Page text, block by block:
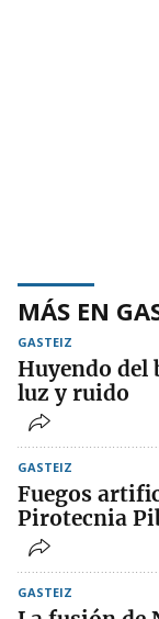
MÁS EN
GASTEIZ
Huyendo del
luz y ruido
GASTEIZ
Fuegos
Pirotecnia
GASTEIZ